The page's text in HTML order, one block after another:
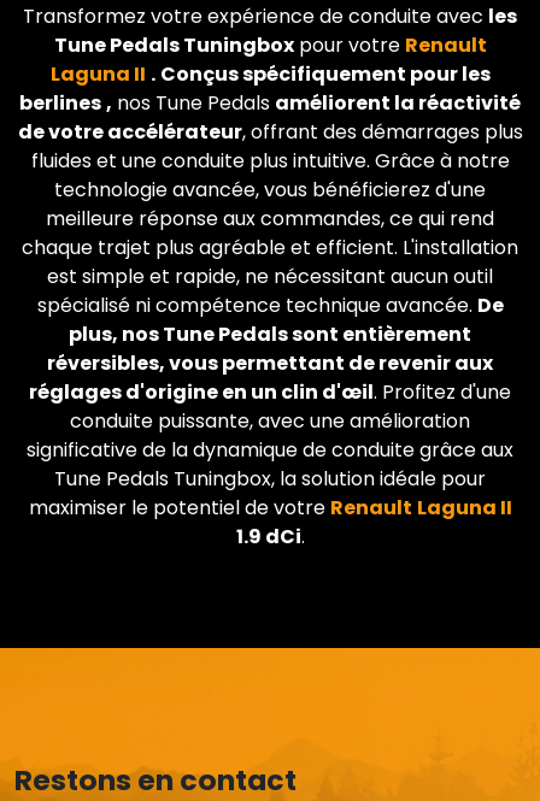
Transformez votre expérience de conduite avec les
Tune Pedals Tuningboxpour votre Renault
Laguna II . Conçus spécifiquement pour les
berlines, nos Tune Pedals améliorent la réactivité
de votre accélérateur, offrant des démarrages plus
fluides et une conduite plus intuitive. Grâce à notre
technologie avancée, vous bénéficierez d'une
meilleure réponse aux commandes, ce qui rend
chaque trajet plus agréable et efficient. L'installation
est simple et rapide, ne nécessitant aucun outil
spécialisé ni compétence technique avancée. De
plus, nos Tune Pedals sont entièrement
réversibles, vous permettant de revenir aux
réglages d'origine en un clin d'œil. Profitez d'une
conduite puissante, avec une amélioration
significative de la dynamique de conduite grâce aux
Tune Pedals Tuningbox, la solution idéale pour
maximiser le potentiel de votre Renault Laguna II
1.9 dCi.
Restons en contact